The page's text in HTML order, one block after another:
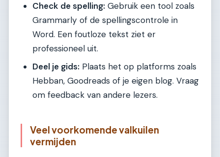
Check de spelling: Gebruik een tool zoals
Grammarly of de spellingscontrole in
Word. Een foutloze tekst ziet er
professioneel uit.
Deel je gids: Plaats het op platforms zoals
Hebban, Goodreads of je eigen blog. Vraag
om feedback van andere lezers.
Veel voorkomende valkuilen
vermijden